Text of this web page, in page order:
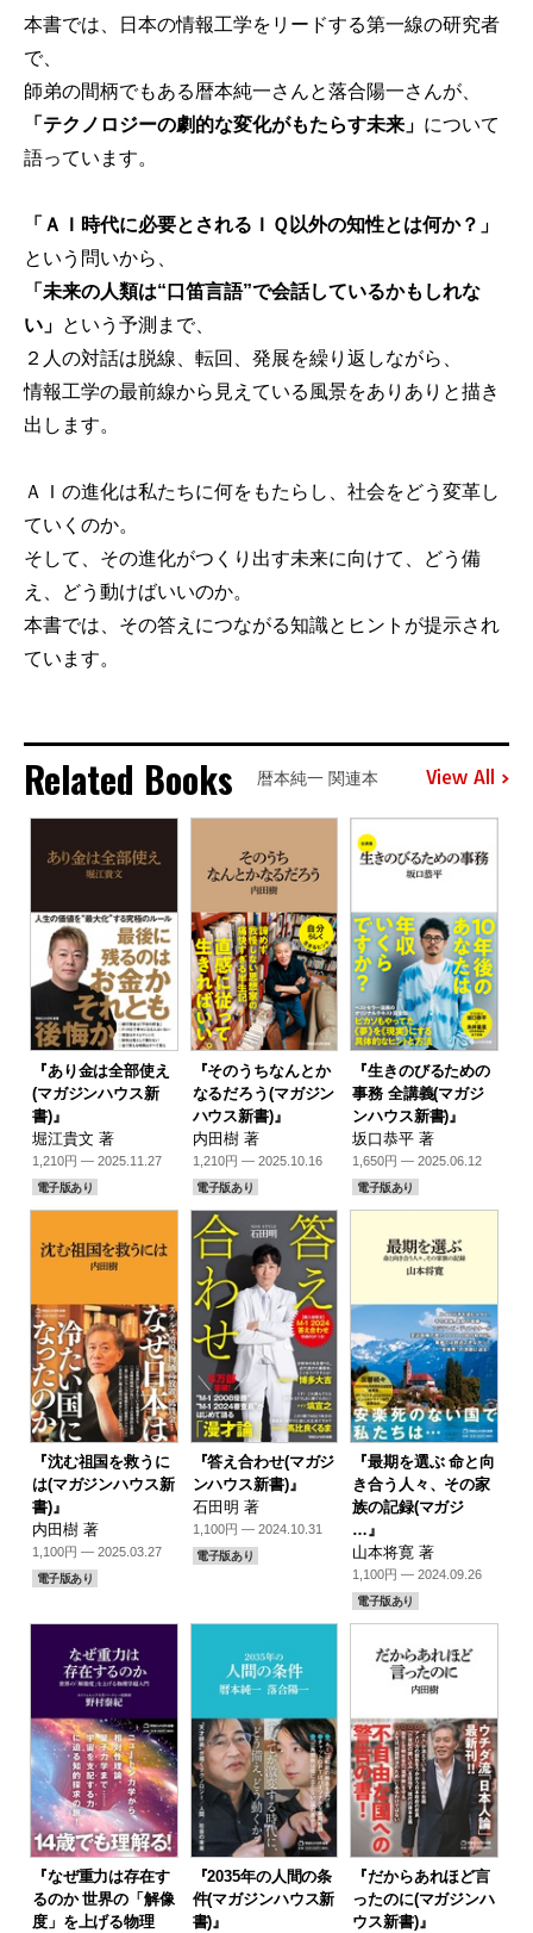
本書では、日本の情報工学をリードする第一線の研究者
で、
師弟の間柄でもある暦本純一さんと落合陽一さんが、
「テクノロジーの劇的な変化がもたらす未来」 について
語っています。
「ＡＩ時代に必要とされるＩＱ以外の知性とは何か？」
という問いから、
「未来の人類は“口笛言語”で会話しているかもしれな
い」 という予測まで、
２人の対話は脱線、転回、発展を繰り返しながら、
情報工学の最前線から見えている風景をありありと描き
出します。
ＡＩの進化は私たちに何をもたらし、社会をどう変革し
ていくのか。
そして、その進化がつくり出す未来に向けて、どう備
え、どう動けばいいのか。
本書では、その答えにつながる知識とヒントが提示され
ています。
Related Books 暦本純一 関連本 View All
『あり金は全部使え
(マガジンハウス新
書)』
堀江貴文 著
1,210円 — 2025.11.27
電子版あり
『そのうちなんとか
なるだろう(マガジン
ハウス新書)』
内田樹 著
1,210円 — 2025.10.16
電子版あり
『生きのびるための
事務 全講義(マガジ
ンハウス新書)』
坂口恭平 著
1,650円 — 2025.06.12
電子版あり
『沈む祖国を救うに
は(マガジンハウス新
書)』
内田樹 著
1,100円 — 2025.03.27
電子版あり
『答え合わせ(マガジ
ンハウス新書)』
石田明 著
1,100円 — 2024.10.31
電子版あり
『最期を選ぶ 命と向
き合う人々、その家
族の記録(マガジ
…』
山本将寛 著
1,100円 — 2024.09.26
電子版あり
『なぜ重力は存在す
るのか 世界の「解像
度」を上げる物理
『2035年の人間の条
件(マガジンハウス新
書)』
『だからあれほど言
ったのに(マガジンハ
ウス新書)』